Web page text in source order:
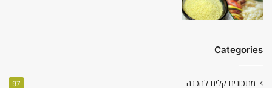
Categories
מתכונים קלים להכנה 97